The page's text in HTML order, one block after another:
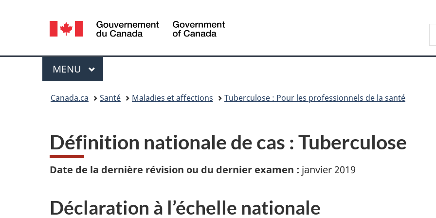
sujet
HTML
Sélection
de
la
langue
Canada
Menu
MENU PRINCIPAL
Canada.ca Santé Maladies et affections Tuberculose : Pour les professionnels de la santé
Définition nationale de cas : Tuberculose
Date de la dernière révision ou du dernier examen : janvier 2019
Déclaration à l’échelle nationale